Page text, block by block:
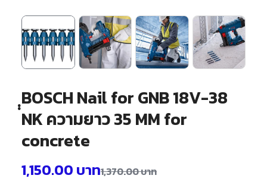
ฺฺBOSCH Nail for GNB 18V-38
NK ความยาว 35 MM for
concrete
1,370.00บาท
1,150.00 บาท